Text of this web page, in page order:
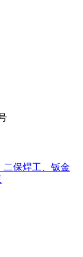
二保焊工、钣金